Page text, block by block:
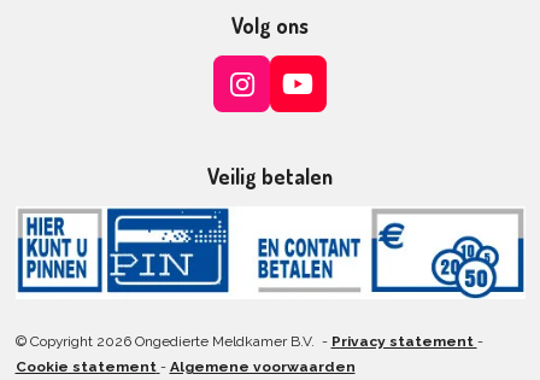
Volg ons
I
t
Y
T
e
Veilig betalen
© Copyright 2026 Ongedierte Meldkamer B.V. - Privacy statement -
Cookie statement - Algemene voorwaarden